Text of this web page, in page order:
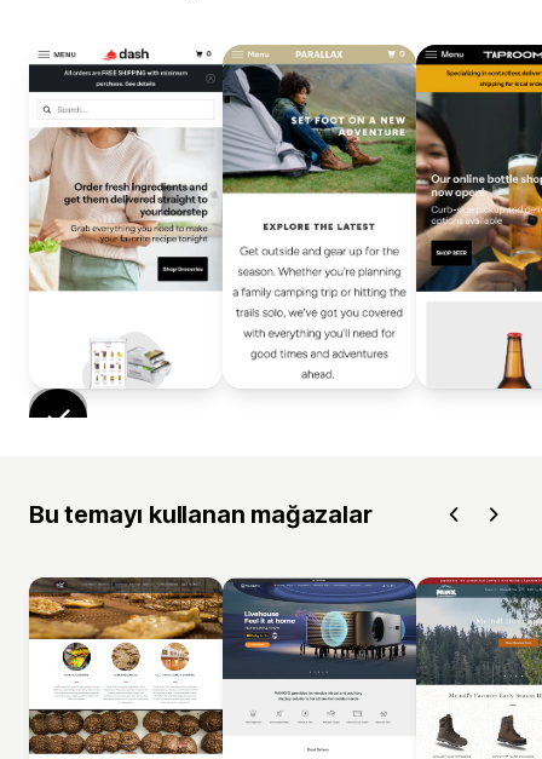
Bu temayı kullanan mağazalar